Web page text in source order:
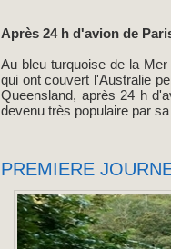
Après 24 h d'avion de
Au bleu turquoise de la
qui ont couvert l'Australie
Queensland, après 24 h
devenu très populaire par
PREMIERE